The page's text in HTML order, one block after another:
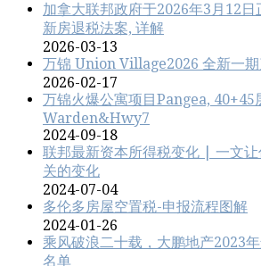
加拿大联邦政府于2026年3月12
新房退税法案, 详解
2026-03-13
万锦 Union Village2026 全新一
2026-02-17
万锦火爆公寓项目Pangea, 40+45
Warden&Hwy7
2024-09-18
联邦最新资本所得税变化 | 一文
关的变化
2024-07-04
多伦多房屋空置税-申报流程图解
2024-01-26
乘风破浪二十载，大鹏地产2023
名单